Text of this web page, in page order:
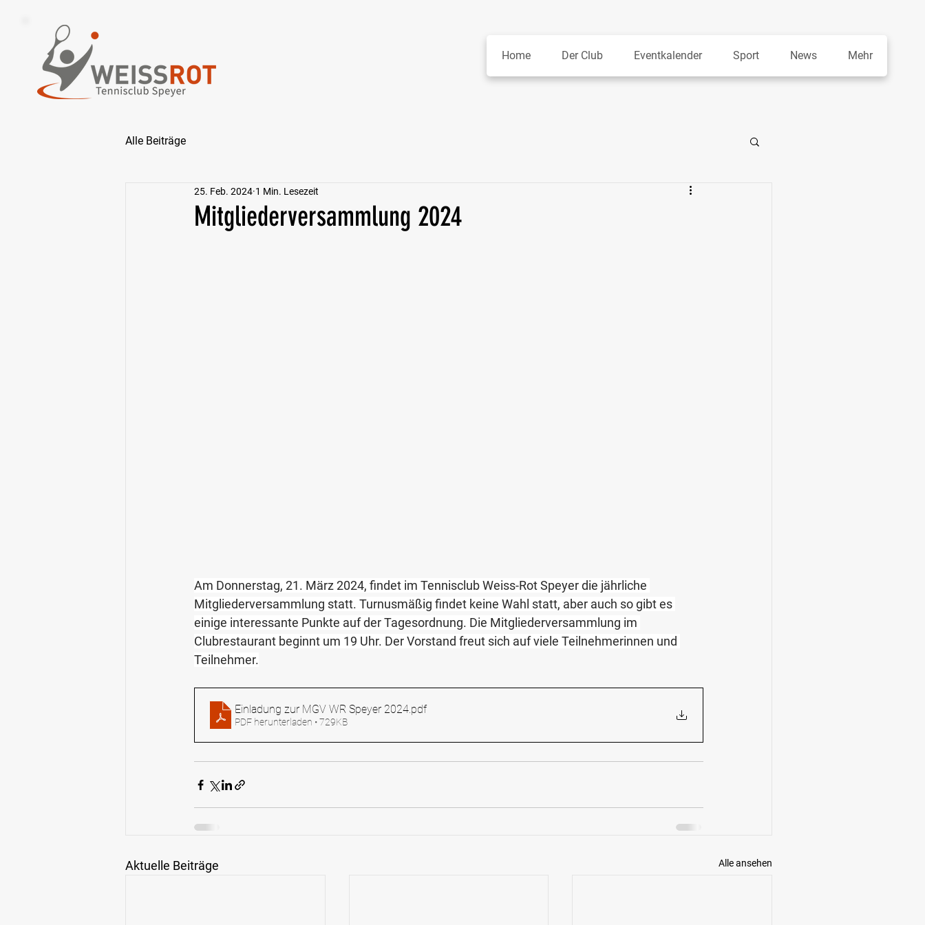
Home Der Club Eventkalender Sport News Mehr
Alle Beiträge
Mitgliederversammlung 2024
25. Feb. 2024 1 Min. Lesezeit
Am Donnerstag, 21. März 2024, findet im Tennisclub Weiss-Rot Speyer die jährliche
Mitgliederversammlung statt. Turnusmäßig findet keine Wahl statt, aber auch so gibt es
einige interessante Punkte auf der Tagesordnung. Die Mitgliederversammlung im
Clubrestaurant beginnt um 19 Uhr. Der Vorstand freut sich auf viele Teilnehmerinnen und
Teilnehmer.
Einladung zur MGV WR Speyer 2024.pdf
PDF herunterladen • 729KB
Aktuelle Beiträge Alle ansehen